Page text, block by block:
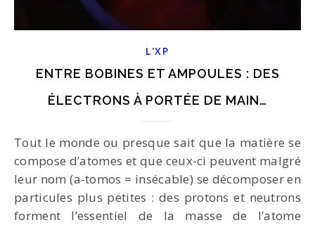
L'XP
ENTRE BOBINES ET AMPOULES : DES
ÉLECTRONS À PORTÉE DE MAIN…
Tout le monde ou presque sait que la matière se
compose d’atomes et que ceux-ci peuvent malgré
leur nom (a-tomos = insécable) se décomposer en
particules plus petites : des protons et neutrons
forment l’essentiel de la masse de l’atome